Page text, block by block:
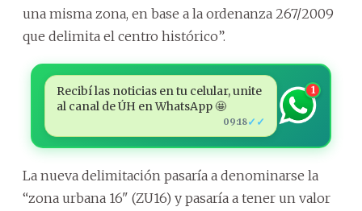
una misma zona, en base a la ordenanza 267/2009
que delimita el centro histórico”.
Recibí las noticias en tu celular, unite
al canal de ÚH en WhatsApp 🤩
09:18✓✓
1
La nueva delimitación pasaría a denominarse la
“zona urbana 16" (ZU16) y pasaría a tener un valor